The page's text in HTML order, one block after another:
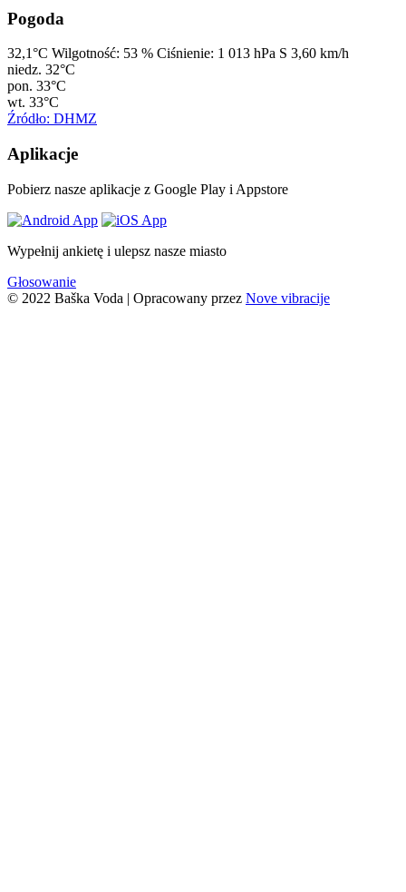
Pogoda
32,1°C Wilgotność: 53 % Ciśnienie: 1 013 hPa S 3,60 km/h
niedz. 32°C
pon. 33°C
wt. 33°C
Źródło: DHMZ
Aplikacje
Pobierz nasze aplikacje z Google Play i Appstore
Wypełnij ankietę i ulepsz nasze miasto
Głosowanie
© 2022 Baška Voda | Opracowany przez Nove vibracije